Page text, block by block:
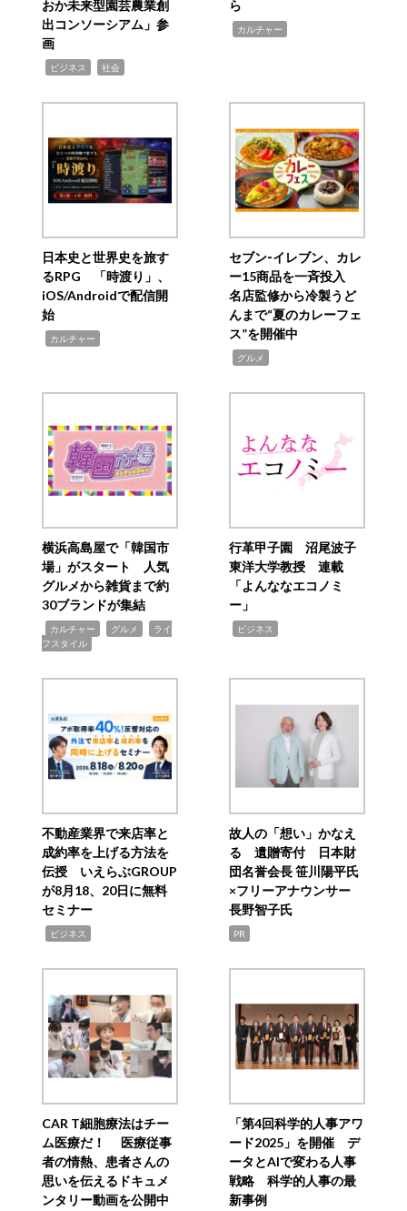
おか未来型園芸農業創
出コンソーシアム」参
画
ビジネス 社会
ら
カルチャー
日本史と世界史を旅す
るRPG 「時渡り」、
iOS/Androidで配信開
始
カルチャー
セブン‐イレブン、カレ
ー15商品を一斉投入
名店監修から冷製うど
んまで“夏のカレーフェ
ス”を開催中
グルメ
横浜高島屋で「韓国市
場」がスタート 人気
グルメから雑貨まで約
30ブランドが集結
カルチャー グルメ
ライ
フスタイル
行革甲子園 沼尾波子
東洋大学教授 連載
「よんななエコノミ
ー」
ビジネス
不動産業界で来店率と
成約率を上げる方法を
伝授 いえらぶGROUP
が8月18、20日に無料
セミナー
ビジネス
故人の「想い」かなえ
る 遺贈寄付 日本財
団名誉会長 笹川陽平氏
×フリーアナウンサー
長野智子氏
PR
CAR T細胞療法はチー
ム医療だ！ 医療従事
者の情熱、患者さんの
思いを伝えるドキュメ
ンタリー動画を公開中
「第4回科学的人事アワ
ード2025」を開催 デ
ータとAIで変わる人事
戦略 科学的人事の最
新事例